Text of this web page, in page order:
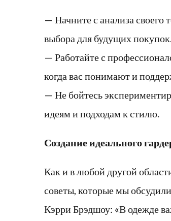
— Начните с анализа своего
выбора для будущих
— Работайте с
когда вас понимают и
— Не бойтесь
идеям и подходам к стилю.
Создание идеального
Как и в любой другой
советы, которые мы
Кэрри Брэдшоу: «В одежде